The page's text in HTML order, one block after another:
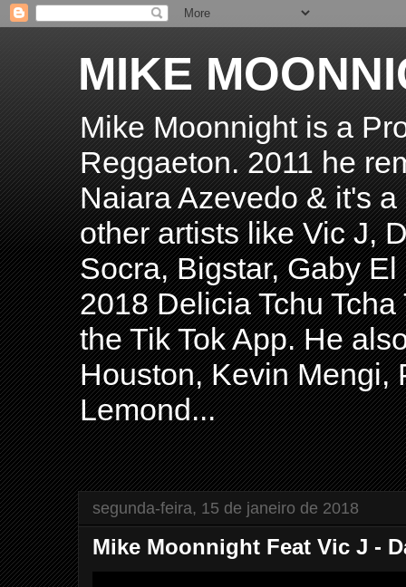
MIKE
Mike Moonnight is a
Reggaeton. 2011 he
Naiara Azevedo & it's
other artists like Vic J,
Socra, Bigstar, Gaby
2018 Delicia Tchu
the Tik Tok App. He
Houston, Kevin Mengi,
Lemond...
segunda-feira, 15 de janeiro de 2018
Mike Moonnight Feat Vic J -